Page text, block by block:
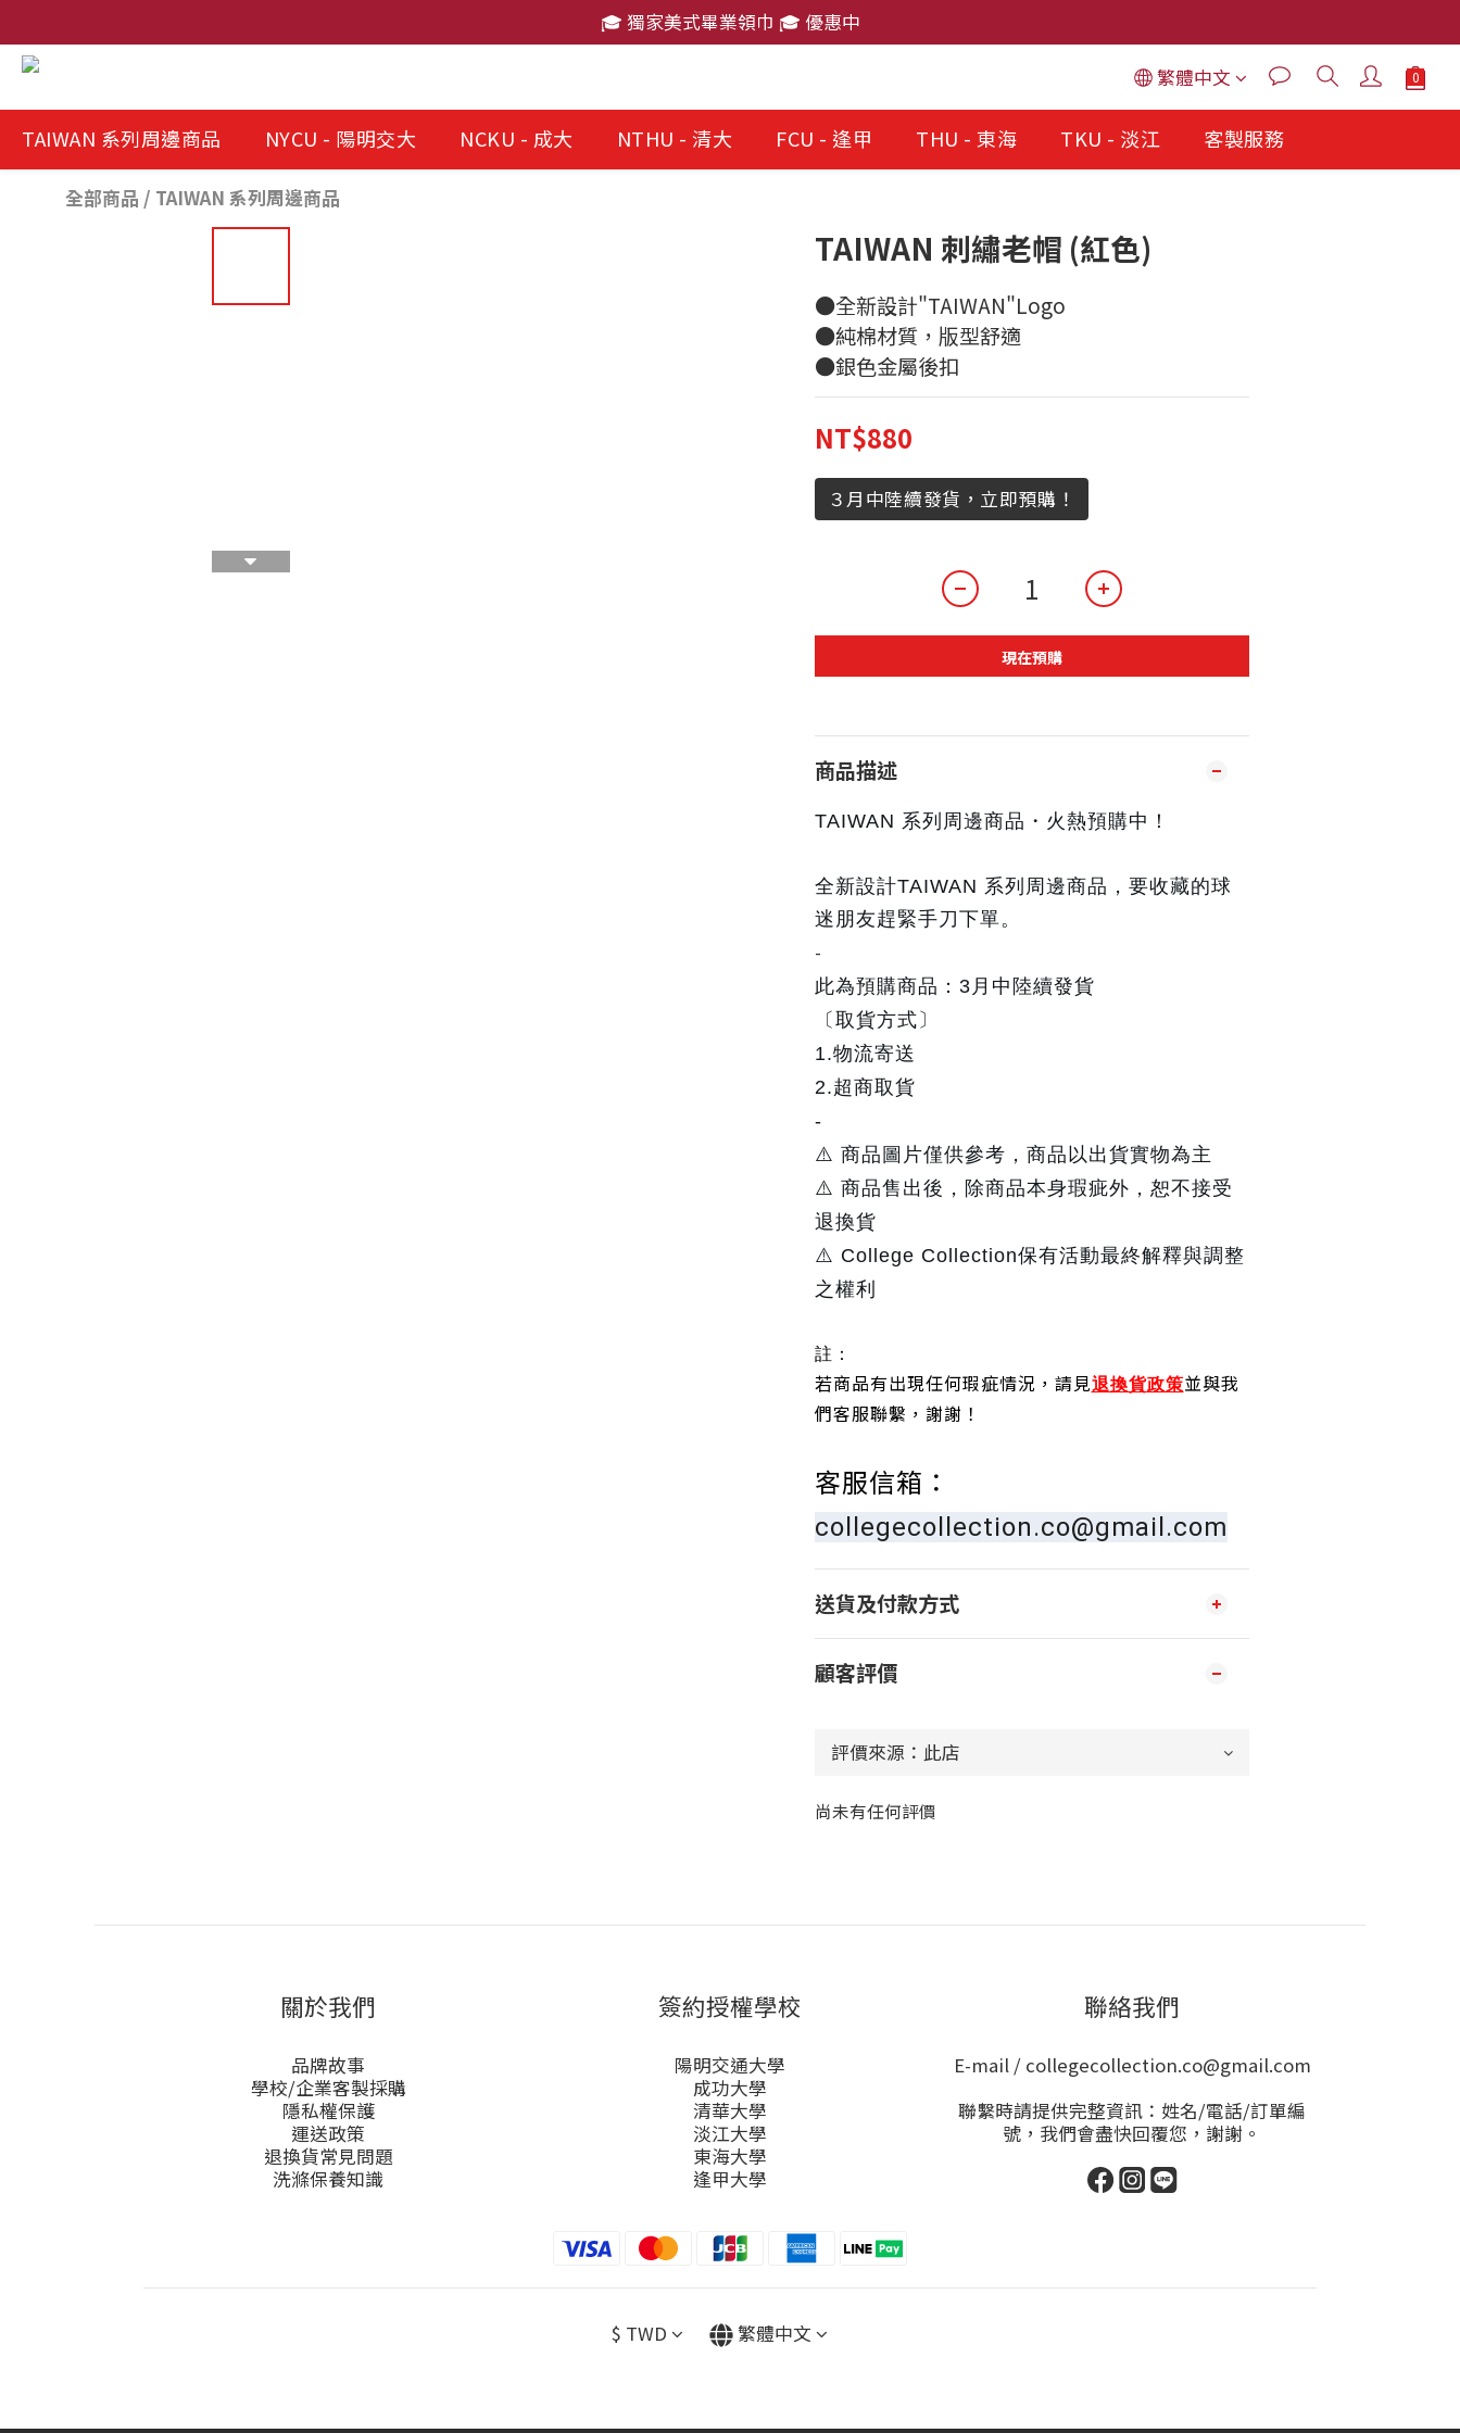
🎓 獨家美式畢業領巾 🎓 優惠中
🎓 獨家美式畢業領巾 🎓 優惠中
🎓 獨家美式畢業領巾 🎓 優惠中
繁體中文
TAIWAN 系列周邊商品 NYCU - 陽明交大 NCKU - 成大 NTHU - 清大 FCU - 逢甲 THU - 東海 TKU - 淡江 客製服務
全部商品 / TAIWAN 系列周邊商品
TAIWAN 刺繡老帽 (紅色)
●全新設計"TAIWAN"Logo
●純棉材質，版型舒適
●銀色金屬後扣
NT$880
３月中陸續發貨，立即預購！
現在預購
商品描述
TAIWAN 系列周邊商品・火熱預購中！
全新設計TAIWAN 系列周邊商品 ，要收藏的球
迷朋友趕緊手刀下單。
-
此為預購商品：3月中陸續發貨
〔取貨方式〕
1.物流寄送
2.超商取貨
-
⚠️ 商品圖片僅供參考，商品以出貨實物為主
⚠️ 商品售出後，除商品本身瑕疵外，恕不接受
退換貨
⚠️ College Collection保有活動最終解釋與調整
之權利
註：
若商品有出現任何瑕疵情況，請見退換貨政策並與我
們客服聯繫，謝謝！
客服信箱：
collegecollection.co@gmail.com
送貨及付款方式
顧客評價
尚未有任何評價
關於我們
品牌故事
學校/企業客製採購
隱私權保護
運送政策
退換貨常見問題
洗滌保養知識
簽約授權學校
陽明交通大學
成功大學
清華大學
淡江大學
東海大學
逢甲大學
聯絡我們
E-mail / collegecollection.co@gmail.com
聯繫時請提供完整資訊：姓名/電話/訂單編
號，我們會盡快回覆您，謝謝。
$ TWD 繁體中文